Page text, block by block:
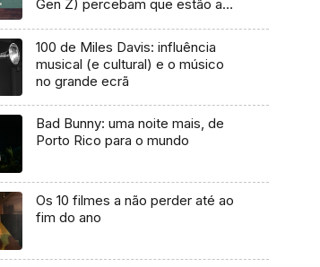
Gen Z) percebam que estão a
100 de Miles Davis: influência
musical (e cultural) e o músico
no grande ecrã
Bad Bunny: uma noite mais, de
Porto Rico para o mundo
Os 10 filmes a não perder até ao
fim do ano